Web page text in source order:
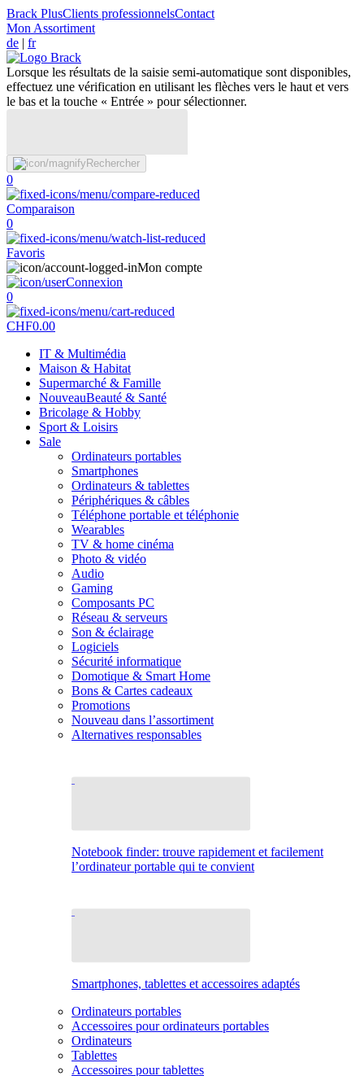
Brack PlusClients professionnelsContact
Mon Assortiment
de | fr
Lorsque les résultats de la saisie semi-automatique sont disponibles,
effectuez une vérification en utilisant les flèches vers le haut et vers
le bas et la touche « Entrée » pour sélectionner.
Rechercher
0
Comparaison
0
Favoris
Mon compte
Connexion
0
CHF0.00
IT & Multimédia
Maison & Habitat
Supermarché & Famille
NouveauBeauté & Santé
Bricolage & Hobby
Sport & Loisirs
Sale
Ordinateurs portables
Smartphones
Ordinateurs & tablettes
Périphériques & câbles
Téléphone portable et téléphonie
Wearables
TV & home cinéma
Photo & vidéo
Audio
Gaming
Composants PC
Réseau & serveurs
Son & éclairage
Logiciels
Sécurité informatique
Domotique & Smart Home
Bons & Cartes cadeaux
Promotions
Nouveau dans l’assortiment
Alternatives responsables
Notebook finder: trouve rapidement et facilement
l’ordinateur portable qui te convient
Smartphones, tablettes et accessoires adaptés
Ordinateurs portables
Accessoires pour ordinateurs portables
Ordinateurs
Tablettes
Accessoires pour tablettes